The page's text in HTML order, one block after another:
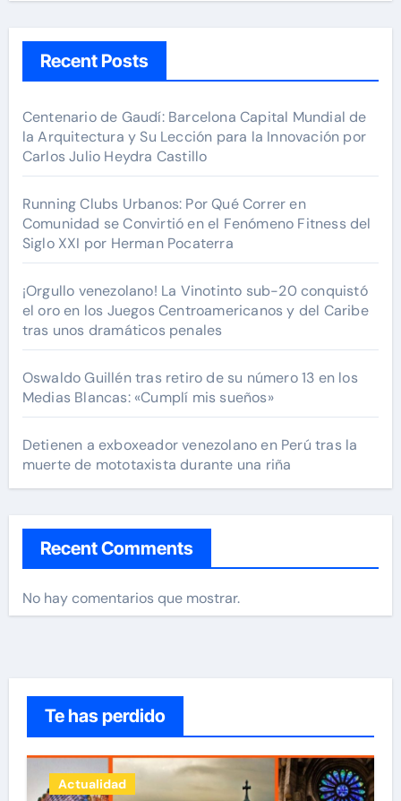
Recent Posts
Centenario de Gaudí: Barcelona Capital Mundial de
la Arquitectura y Su Lección para la Innovación por
Carlos Julio Heydra Castillo
Running Clubs Urbanos: Por Qué Correr en
Comunidad se Convirtió en el Fenómeno Fitness del
Siglo XXI por Herman Pocaterra
¡Orgullo venezolano! La Vinotinto sub-20 conquistó
el oro en los Juegos Centroamericanos y del Caribe
tras unos dramáticos penales
Oswaldo Guillén tras retiro de su número 13 en los
Medias Blancas: «Cumplí mis sueños»
Detienen a exboxeador venezolano en Perú tras la
muerte de mototaxista durante una riña
Recent Comments
No hay comentarios que mostrar.
Te has perdido
Actualidad